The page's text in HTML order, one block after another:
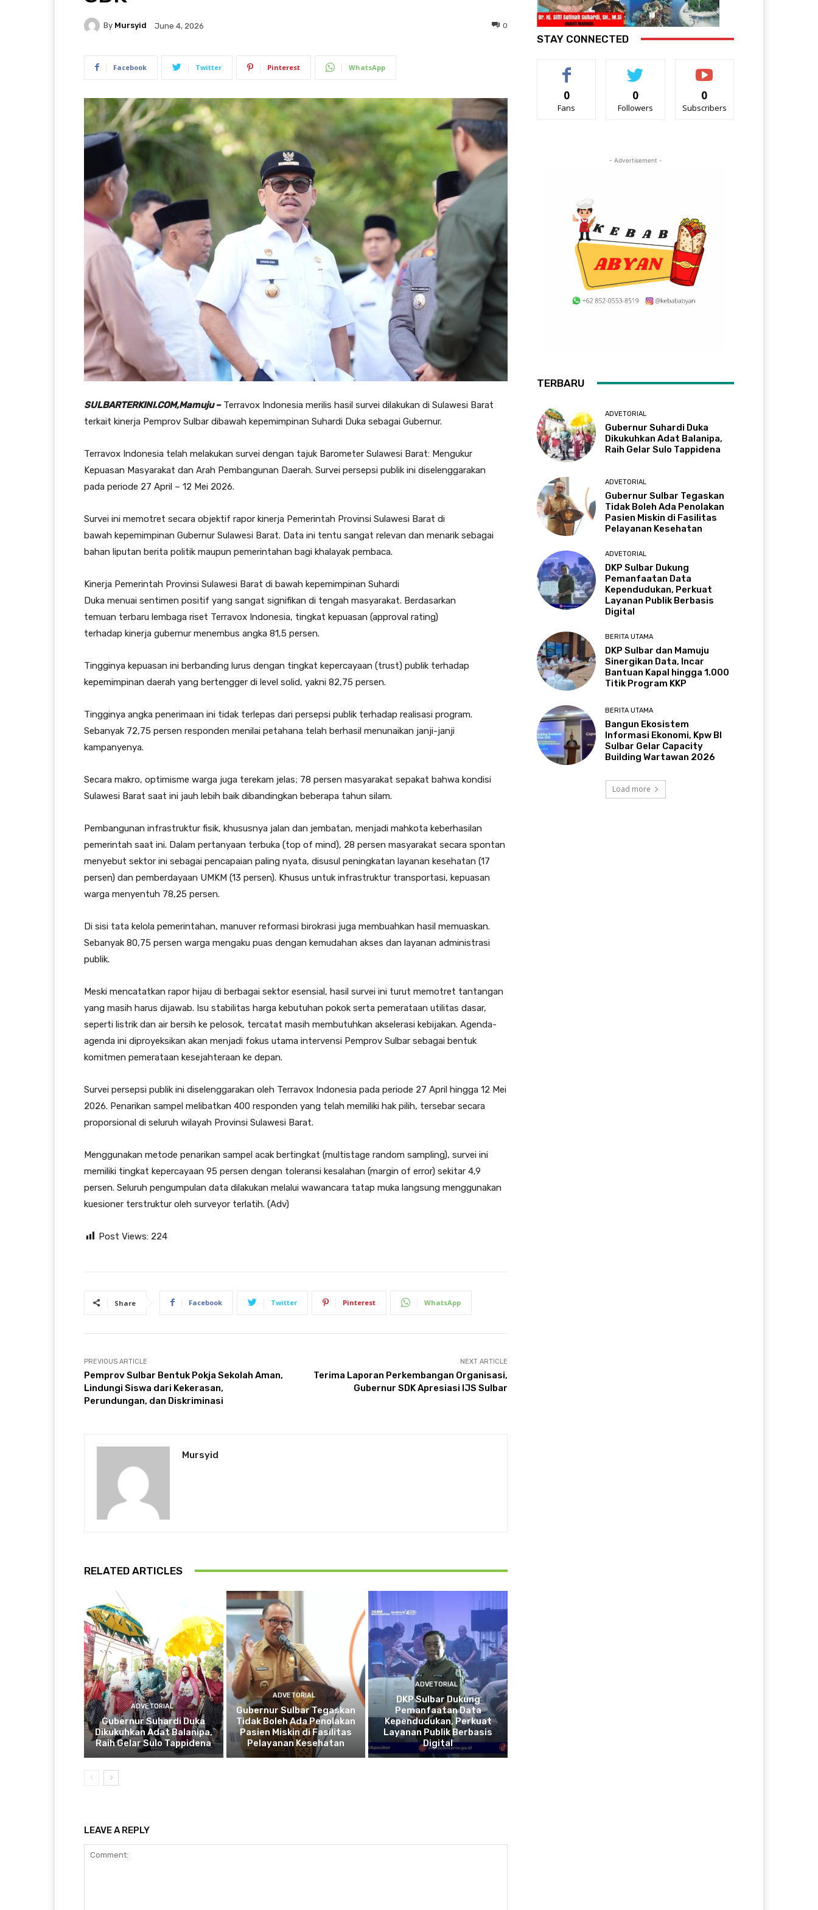
By Mursyid June 4, 2026 0
Facebook Twitter Pinterest WhatsApp
SULBARTERKINI.COM,Mamuju – Terravox Indonesia merilis hasil survei dilakukan di Sulawesi Barat
terkait kinerja Pemprov Sulbar dibawah kepemimpinan Suhardi Duka sebagai Gubernur.
Terravox Indonesia telah melakukan survei dengan tajuk Barometer Sulawesi Barat: Mengukur
Kepuasan Masyarakat dan Arah Pembangunan Daerah. Survei persepsi publik ini diselenggarakan
pada periode 27 April – 12 Mei 2026.
Survei ini memotret secara objektif rapor kinerja Pemerintah Provinsi Sulawesi Barat di
bawah kepemimpinan Gubernur Sulawesi Barat. Data ini tentu sangat relevan dan menarik sebagai
bahan liputan berita politik maupun pemerintahan bagi khalayak pembaca.
Kinerja Pemerintah Provinsi Sulawesi Barat di bawah kepemimpinan Suhardi
Duka menuai sentimen positif yang sangat signifikan di tengah masyarakat. Berdasarkan
temuan terbaru lembaga riset Terravox Indonesia, tingkat kepuasan (approval rating)
terhadap kinerja gubernur menembus angka 81,5 persen.
Tingginya kepuasan ini berbanding lurus dengan tingkat kepercayaan (trust) publik terhadap
kepemimpinan daerah yang bertengger di level solid, yakni 82,75 persen.
Tingginya angka penerimaan ini tidak terlepas dari persepsi publik terhadap realisasi program.
Sebanyak 72,75 persen responden menilai petahana telah berhasil menunaikan janji-janji
kampanyenya.
Secara makro, optimisme warga juga terekam jelas; 78 persen masyarakat sepakat bahwa kondisi
Sulawesi Barat saat ini jauh lebih baik dibandingkan beberapa tahun silam.
Pembangunan infrastruktur fisik, khususnya jalan dan jembatan, menjadi mahkota keberhasilan
pemerintah saat ini. Dalam pertanyaan terbuka (top of mind), 28 persen masyarakat secara spontan
menyebut sektor ini sebagai pencapaian paling nyata, disusul peningkatan layanan kesehatan (17
persen) dan pemberdayaan UMKM (13 persen). Khusus untuk infrastruktur transportasi, kepuasan
warga menyentuh 78,25 persen.
Di sisi tata kelola pemerintahan, manuver reformasi birokrasi juga membuahkan hasil memuaskan.
Sebanyak 80,75 persen warga mengaku puas dengan kemudahan akses dan layanan administrasi
publik.
Meski mencatatkan rapor hijau di berbagai sektor esensial, hasil survei ini turut memotret tantangan
yang masih harus dijawab. Isu stabilitas harga kebutuhan pokok serta pemerataan utilitas dasar,
seperti listrik dan air bersih ke pelosok, tercatat masih membutuhkan akselerasi kebijakan. Agenda-
agenda ini diproyeksikan akan menjadi fokus utama intervensi Pemprov Sulbar sebagai bentuk
komitmen pemerataan kesejahteraan ke depan.
Survei persepsi publik ini diselenggarakan oleh Terravox Indonesia pada periode 27 April hingga 12 Mei
2026. Penarikan sampel melibatkan 400 responden yang telah memiliki hak pilih, tersebar secara
proporsional di seluruh wilayah Provinsi Sulawesi Barat.
Menggunakan metode penarikan sampel acak bertingkat (multistage random sampling), survei ini
memiliki tingkat kepercayaan 95 persen dengan toleransi kesalahan (margin of error) sekitar 4,9
persen. Seluruh pengumpulan data dilakukan melalui wawancara tatap muka langsung menggunakan
kuesioner terstruktur oleh surveyor terlatih. (Adv)
Post Views: 224
Share Facebook Twitter Pinterest WhatsApp
PREVIOUS ARTICLE
Pemprov Sulbar Bentuk Pokja Sekolah Aman,
Lindungi Siswa dari Kekerasan,
Perundungan, dan Diskriminasi
NEXT ARTICLE
Terima Laporan Perkembangan Organisasi,
Gubernur SDK Apresiasi IJS Sulbar
Mursyid
RELATED ARTICLES
ADVETORIAL
Gubernur Suhardi Duka
Dikukuhkan Adat Balanipa,
Raih Gelar Sulo Tappidena
ADVETORIAL
Gubernur Sulbar Tegaskan
Tidak Boleh Ada Penolakan
Pasien Miskin di Fasilitas
Pelayanan Kesehatan
ADVETORIAL
DKP Sulbar Dukung
Pemanfaatan Data
Kependudukan, Perkuat
Layanan Publik Berbasis
Digital
LEAVE A REPLY
STAY CONNECTED
0
Fans
0
Followers
0
Subscribers
- Advertisement -
TERBARU
ADVETORIAL
Gubernur Suhardi Duka
Dikukuhkan Adat Balanipa,
Raih Gelar Sulo Tappidena
ADVETORIAL
Gubernur Sulbar Tegaskan
Tidak Boleh Ada Penolakan
Pasien Miskin di Fasilitas
Pelayanan Kesehatan
ADVETORIAL
DKP Sulbar Dukung
Pemanfaatan Data
Kependudukan, Perkuat
Layanan Publik Berbasis
Digital
BERITA UTAMA
DKP Sulbar dan Mamuju
Sinergikan Data, Incar
Bantuan Kapal hingga 1.000
Titik Program KKP
BERITA UTAMA
Bangun Ekosistem
Informasi Ekonomi, Kpw BI
Sulbar Gelar Capacity
Building Wartawan 2026
Load more